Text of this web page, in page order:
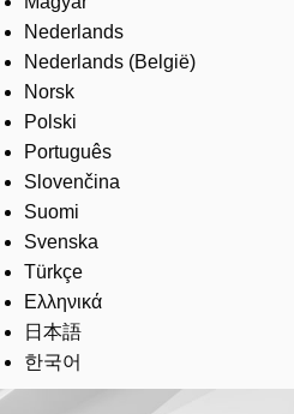
Nederlands
Nederlands (België)
Norsk
Polski
Português
Slovenčina
Suomi
Svenska
Türkçe
Ελληνικά
日本語
한국어